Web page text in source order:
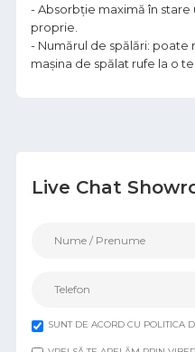
Live Chat
SUNT DE ACORD CU POLITICA
- Absorbție maximă în
proprie.
- Numărul de spălări: poate
mașina de spălat rufe la o